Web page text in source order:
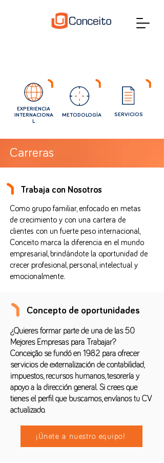
EXPERIENCIA
INTERNACIONA
L
METODOLOGÍA SERVICIOS
Carreras
Trabaja con Nosotros
Como grupo familiar, enfocado en metas
de crecimiento y con una cartera de
clientes con un fuerte peso internacional,
Conceito marca la diferencia en el mundo
empresarial, brindándote la oportunidad de
crecer profesional, personal, intelectual y
emocionalmente.
Concepto de oportunidades
¿Quieres formar parte de una de las 50
Mejores Empresas para Trabajar?
Conceição se fundó en 1982 para ofrecer
servicios de externalización de contabilidad,
impuestos, recursos humanos, tesorería y
apoyo a la dirección general. Si crees que
tienes el perfil que buscamos, envíanos tu CV
actualizado.
¡Únete a nuestro equipo!